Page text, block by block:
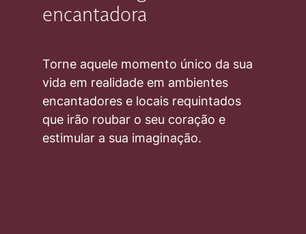
encantadora
Torne aquele momento único da sua
vida em realidade em ambientes
encantadores e locais requintados
que irão roubar o seu coração e
estimular a sua imaginação.